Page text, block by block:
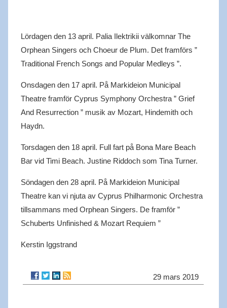
Lördagen den 13 april. Palia Ilektrikii välkomnar The
Orphean Singers och Choeur de Plum. Det framförs ”
Traditional French Songs and Popular Medleys ”.
Onsdagen den 17 april. På Markideion Municipal
Theatre framför Cyprus Symphony Orchestra ” Grief
And Resurrection ” musik av Mozart, Hindemith och
Haydn.
Torsdagen den 18 april. Full fart på Bona Mare Beach
Bar vid Timi Beach. Justine Riddoch som Tina Turner.
Söndagen den 28 april. På Markideion Municipal
Theatre kan vi njuta av Cyprus Philharmonic Orchestra
tillsammans med Orphean Singers. De framför ”
Schuberts Unfinished & Mozart Requiem ”
Kerstin Iggstrand
29 mars 2019